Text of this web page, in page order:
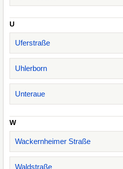
U
Uferstraße
Uhlerborn
Unteraue
W
Wackernheimer Straße
Waldstraße